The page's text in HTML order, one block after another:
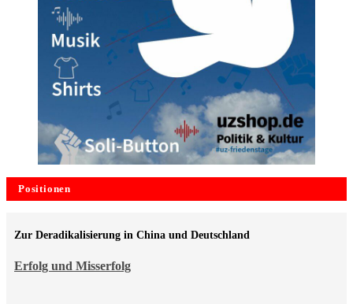
Positionen
Erfolg und Misserfolg
Zur Deradikalisierung in China und Deutschland